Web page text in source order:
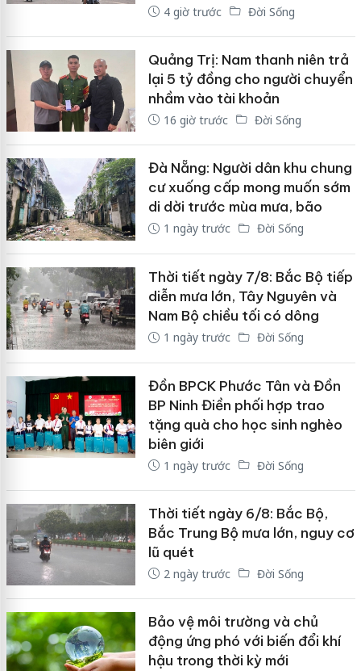
4 giờ trước Đời Sống
Quảng Trị: Nam thanh niên trả
lại 5 tỷ đồng cho người chuyển
nhầm vào tài khoản
16 giờ trước Đời Sống
Đà Nẵng: Người dân khu chung
cư xuống cấp mong muốn sớm
di dời trước mùa mưa, bão
1 ngày trước Đời Sống
Thời tiết ngày 7/8: Bắc Bộ tiếp
diễn mưa lớn, Tây Nguyên và
Nam Bộ chiều tối có dông
1 ngày trước Đời Sống
Đồn BPCK Phước Tân và Đồn
BP Ninh Điền phối hợp trao
tặng quà cho học sinh nghèo
biên giới
1 ngày trước Đời Sống
Thời tiết ngày 6/8: Bắc Bộ,
Bắc Trung Bộ mưa lớn, nguy cơ
lũ quét
2 ngày trước Đời Sống
Bảo vệ môi trường và chủ
động ứng phó với biến đổi khí
hậu trong thời kỳ mới